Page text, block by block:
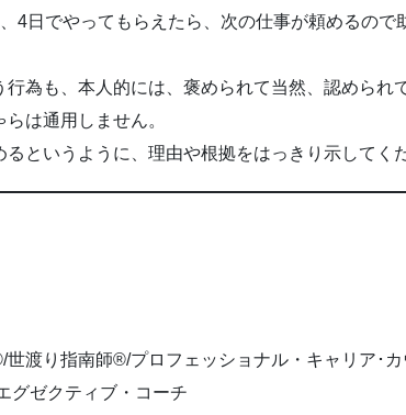
4日でやってもらえたら、次の仕事が頼めるので
行為も、本人的には、褒められて当然、認められ
は通用しません。
というように、理由や根拠をはっきり示してく
渡り指南師®/プロフェッショナル・キャリア･
グゼクティブ・コーチ